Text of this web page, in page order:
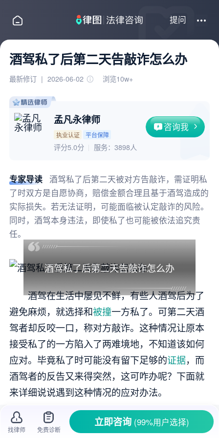
提问
酒驾私了后第二天告敲诈怎么办
最新修订 | 2026-06-02 浏览10w+
孟凡永律师
执业认证 平台保障
咨询我
评分5.0分 服务： 3898人
专家导读
酒驾私了后第二天被对方告敲诈，需证明私
了时双方是自愿协商，赔偿金额合理且基于酒驾造成的
实际损失。若无法证明，可能面临被认定敲诈的风险。
同时，酒驾本身违法，即使私了也可能被依法追究责
任。
酒驾私了后第二天告敲诈怎么办
酒驾在生活中屡见不鲜，有些人酒驾后为了
避免麻烦，就选择和被撞一方私了。可第二天酒
驾者却反咬一口，称对方敲诈。这种情况让原本
接受私了的一方陷入了两难境地，不知道该如何
应对。毕竟私了时可能没有留下足够的证据，而
酒驾者的反告又来得突然，这可咋办呢？下面就
来详细说说遇到这种情况的应对办法。
一、了解 敲诈勒索的认定标准
找律师 免费诊断
立即咨询 (99%用户选择)